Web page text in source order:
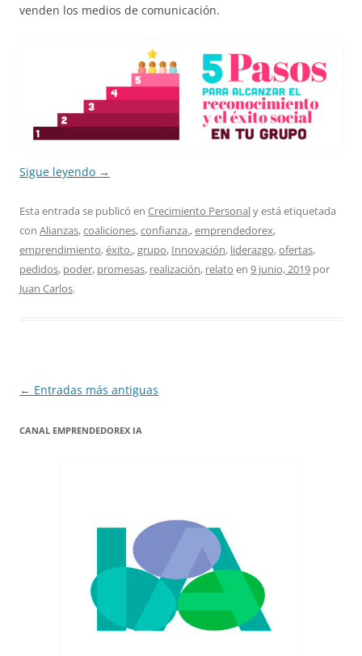
venden los medios de comunicación.
Sigue leyendo →
Esta entrada se publicó en Crecimiento Personaly está etiquetada
con Alianzas,coaliciones,confianza.,emprendedorex,
emprendimiento,éxito.,grupo, Innovación, liderazgo,ofertas,
pedidos, poder, promesas, realización, relato en 9 junio, 2019 por
Juan Carlos.
Navegación
entradas
← Entradas más antiguas
CANAL EMPRENDEDOREX IA